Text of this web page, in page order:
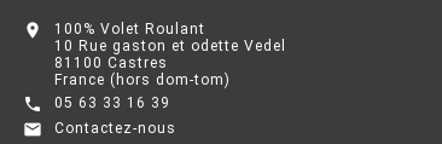

100% Volet Roulant
10 Rue gaston et odette Vedel
81100 Castres
France (hors dom-tom)
 05 63 33 16 39
 Contactez-nous